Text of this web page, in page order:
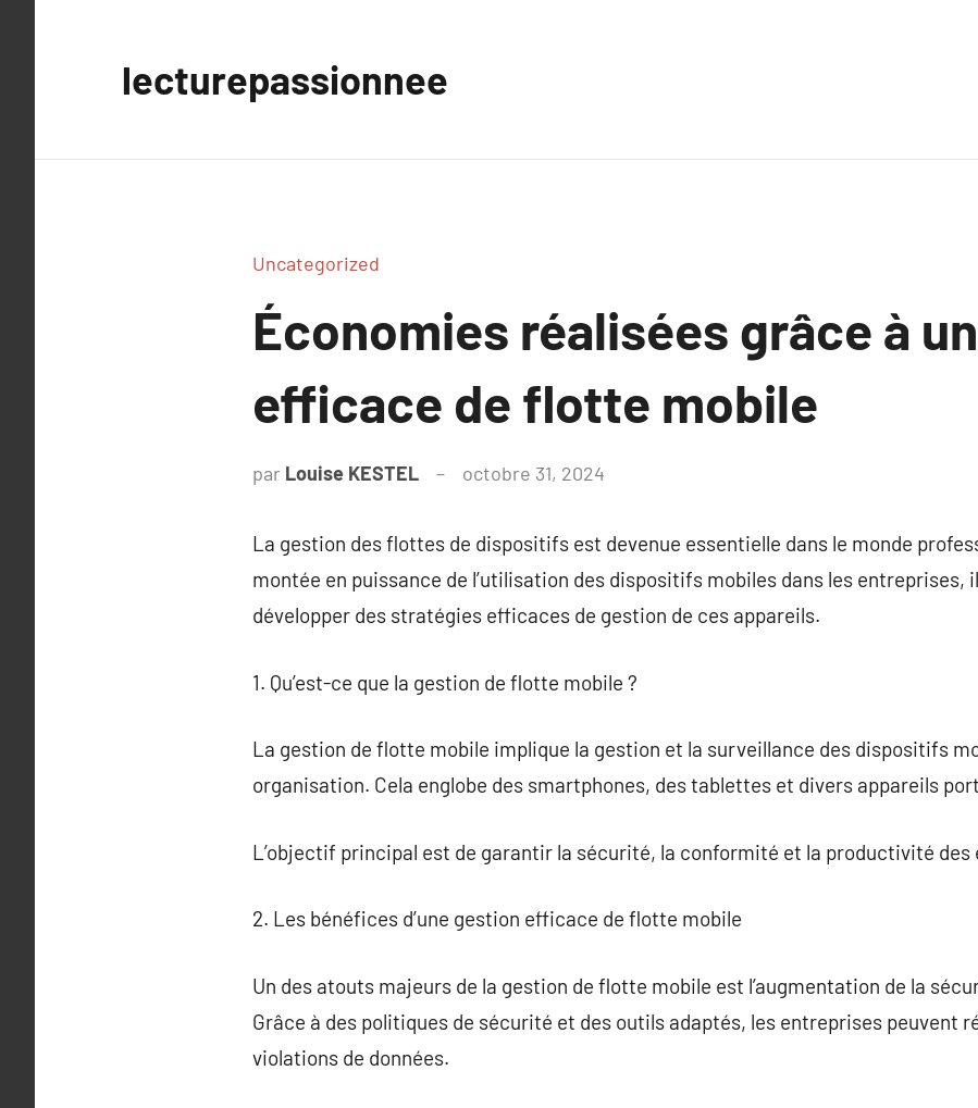
lecturepassionnee
Uncategorized
Économies réalisées grâce à
efficace de flotte mobile
par Louise KESTEL octobre 31, 2024
La gestion des flottes de dispositifs est devenue essentielle dans le monde
montée en puissance de l’utilisation des dispositifs mobiles dans les entreprises,
développer des stratégies efficaces de gestion de ces appareils.
1. Qu’est-ce que la gestion de flotte mobile ?
La gestion de flotte mobile implique la gestion et la surveillance des dispositifs
organisation. Cela englobe des smartphones, des tablettes et divers appareils
L’objectif principal est de garantir la sécurité, la conformité et la productivité des
2. Les bénéfices d’une gestion efficace de flotte mobile
Un des atouts majeurs de la gestion de flotte mobile est l’augmentation de la
Grâce à des politiques de sécurité et des outils adaptés, les entreprises peuvent
violations de données.